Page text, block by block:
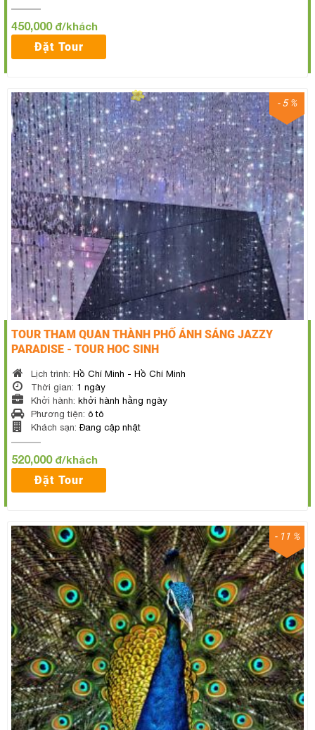
450,000 đ/khách
Đặt Tour
- 5 %
TOUR THAM QUAN THÀNH PHỐ ÁNH SÁNG JAZZY
PARADISE - TOUR HOC SINH
Lịch trình: Hồ Chí Minh - Hồ Chí Minh
Thời gian: 1 ngày
Khởi hành: khởi hành hằng ngày
Phương tiện: ô tô
Khách sạn: Đang cập nhật
520,000 đ/khách
Đặt Tour
- 11 %